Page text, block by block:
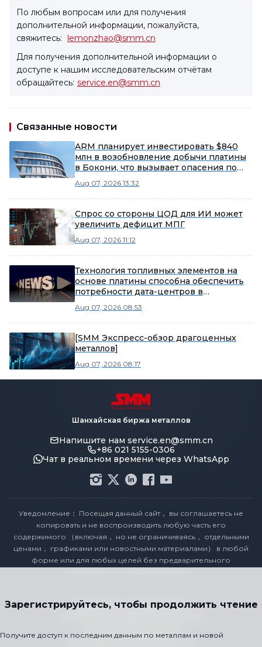
По любым вопросам или для получения
дополнительной информации, пожалуйста,
свяжитесь: lemonzhao@smm.cn
Для получения дополнительной информации о
доступе к нашим исследовательским отчётам
обращайтесь: service.en@smm.cn
Связанные новости
ARM планирует инвестировать $840
млн в возобновление добычи платины
в Бокони, что вызывает опасения по
рыночный потенциал
Aug 07, 2026 13:32
Спрос со стороны ЦОД для ИИ может
увеличить дефицит МПГ
Aug 07, 2026 11:12
Технология топливных элементов на
основе платины способна обеспечить
потребности дата-центров в
Aug 07, 2026 08:53
[SMM Экспресс-обзор драгоценных
металлов]
Aug 07, 2026 08:17
Зарегистрируйтесь, чтобы продолжить чтение
Получите доступ к последним данным по металлам и новой
Шанхайская биржа металлов
Напишите нам service.en@smm.cn
+86 021 5155-0306
Чат в реальном времени через WhatsApp
Уведомление： Посещая данный сайт， вы соглашаетесь не
копировать и не воспроизводить любую часть его
содержимого （включая， но не ограничиваясь， отдельными
ценами， графиками или новостными материалами） в любой
форме или для любых целей без предварительного
Заявление о соответствии
Календарь праздничных цен